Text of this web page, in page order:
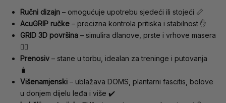
Ručni dizajn – omogućuje upotrebu sjedeći ili stojeći 📏
AcuGRIP ručke – precizna kontrola pritiska i stabilnost ✋
GRID 3D površina – simulira dlanove, prste i vrhove masera
💆‍♀️
Prenosiv – stane u torbu, idealan za treninge i putovanja
🧳
Višenamjenski – ublažava DOMS, plantarni fascitis, bolove
u donjem dijelu leđa i više ✔️